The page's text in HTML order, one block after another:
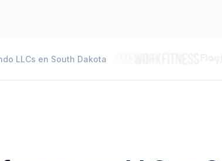
LLCs en South Dakota